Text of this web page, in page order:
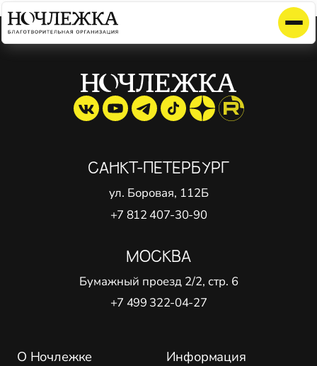
Элемент не найден!
О Ночлежке Информация
САНКТ-ПЕТЕРБУРГ
ул. Боровая, 112Б
+7 812 407-30-90
МОСКВА
Бумажный проезд 2/2, стр. 6
+7 499 322-04-27